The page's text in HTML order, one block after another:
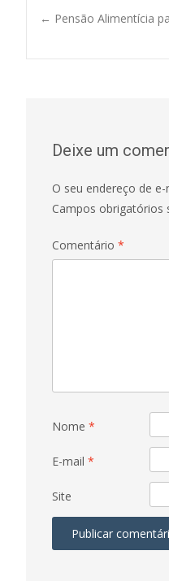
Post
← Pensão Alimentícia
Deixe um
O seu endereço de
Campos obrigatórios
Comentário *
Nome *
E-mail *
Site